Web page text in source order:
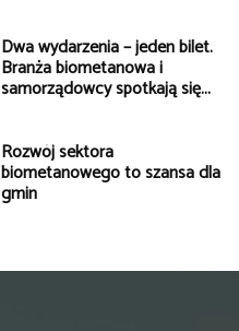
Dwa wydarzenia – jeden bilet.
Branża biometanowa i
samorządowcy spotkają się...
Rozwój sektora
biometanowego to szansa dla
gmin